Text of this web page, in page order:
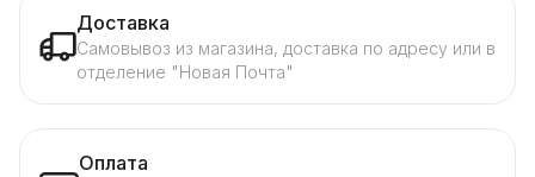
Доставка
Самовывоз из магазина, доставка по адресу или в
отделение "Новая Почта"
Оплата